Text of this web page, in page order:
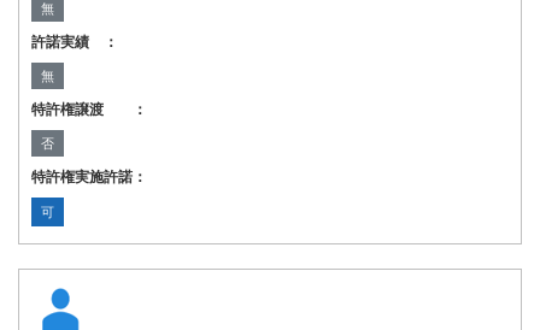
無
許諾実績 ：
無
特許権譲渡 ：
否
特許権実施許諾：
可